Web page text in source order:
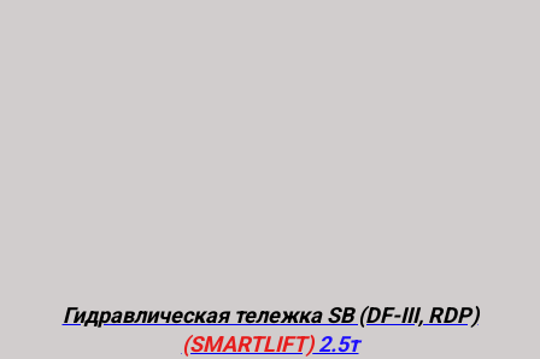
Гидравлическая тележка SB (DF-III, RDP)
(SMARTLIFT)2.5т